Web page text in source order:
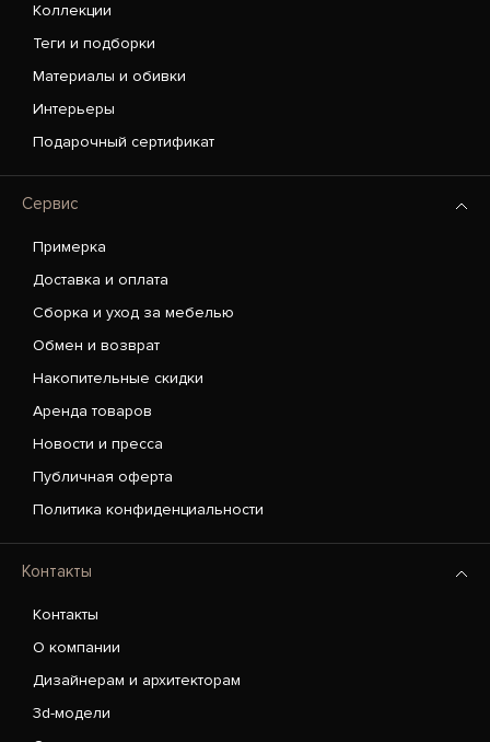
Коллекции
Теги и подборки
Материалы и обивки
Интерьеры
Подарочный сертификат
Сервис
Примерка
Доставка и оплата
Сборка и уход за мебелью
Обмен и возврат
Накопительные скидки
Аренда товаров
Новости и пресса
Публичная оферта
Политика конфиденциальности
Контакты
Контакты
О компании
Дизайнерам и архитекторам
3d-модели